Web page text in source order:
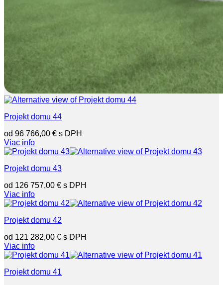
Projekt domu 44
96 766,00 €
Viac info
Projekt domu 43
126 757,00 €
Viac info
Projekt domu 42
121 282,00 €
Viac info
Projekt domu 41